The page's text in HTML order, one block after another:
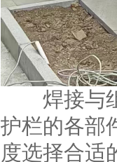
焊接与组
护栏的各部
度选择合适